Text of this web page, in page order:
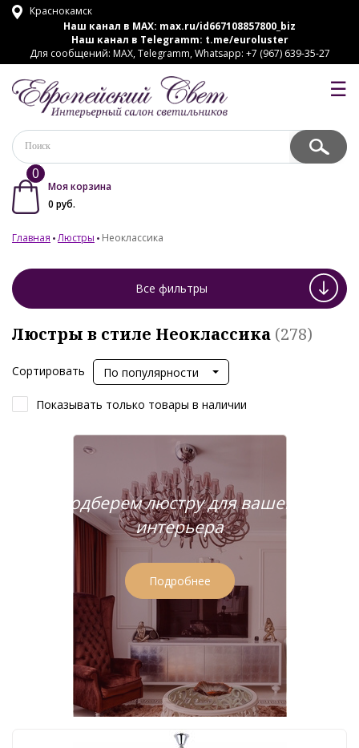
Краснокамск
Наш канал в MAX: max.ru/id667108857800_biz
Наш канал в Telegramm: t.me/euroluster
Для сообщений: MAX, Telegramm, Whatsapp: +7 (967) 639-35-27
☰
0
Моя корзина
0 руб.
Главная Люстры Неоклассика
Все фильтры
Люстры в стиле Неоклассика (278)
Сортировать По популярности
Показывать только товары в наличии
Подберем люстру для вашего
интерьера
Подробнее